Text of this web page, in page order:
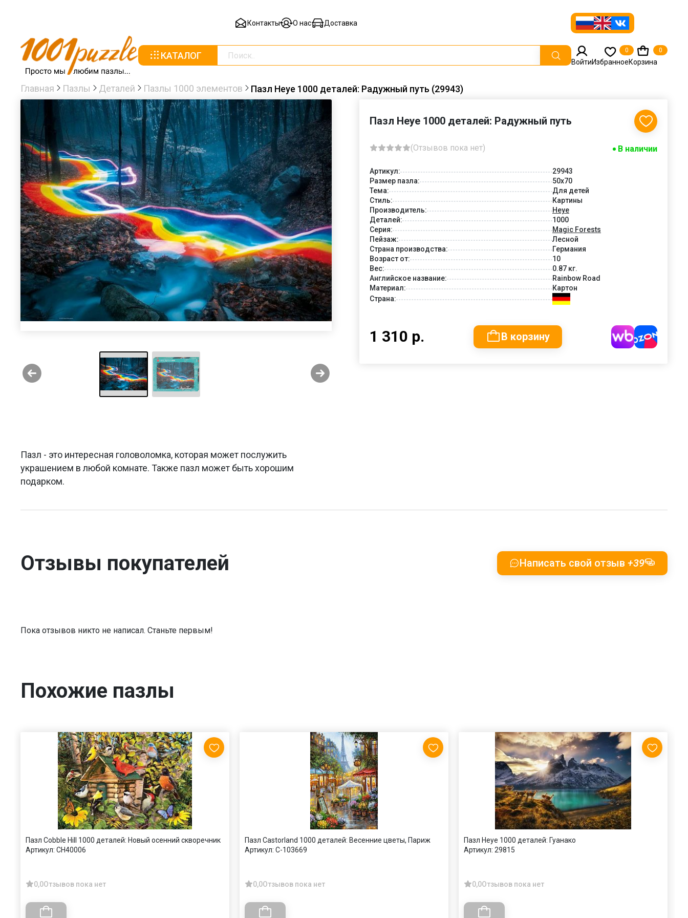
Контакты О нас Доставка
КАТАЛОГ
ВойтиИзбранное
0
Корзина
0
Главная Пазлы Деталей Пазлы 1000 элементов Пазл Heye 1000 деталей: Радужный путь (29943)
Пазл - это интересная головоломка, которая может послужить
украшением в любой комнате. Также пазл может быть хорошим
подарком.
Пазл Heye 1000 деталей: Радужный путь
(Отзывов пока нет) В наличии
Артикул:
29943
Размер пазла:
50x70
Тема:
Для детей
Стиль:
Картины
Производитель:
Heye
Деталей:
1000
Серия:
Magic Forests
Пейзаж:
Лесной
Страна производства:
Германия
Возраст от:
10
Вес:
0.87 кг.
Английское название:
Rainbow Road
Материал:
Картон
Страна:
1 310 р. В корзину
Отзывы покупателей Написать свой отзыв +39
Пока отзывов никто не написал. Станьте первым!
Похожие пазлы
Пазл Cobble Hill 1000 деталей: Новый осенний скворечник
Артикул: CH40006
0,0Отзывов пока нет
Пазл Castorland 1000 деталей: Весенние цветы, Париж
Артикул: C-103669
0,0Отзывов пока нет
Пазл Heye 1000 деталей: Гуанако
Артикул: 29815
0,0Отзывов пока нет